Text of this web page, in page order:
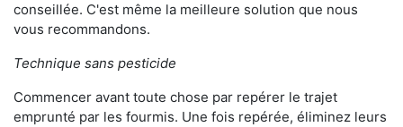
conseillée. C'est même la meilleure solution que nous
vous recommandons.
Technique sans pesticide
Commencer avant toute chose par repérer le trajet
emprunté par les fourmis. Une fois repérée, éliminez leurs